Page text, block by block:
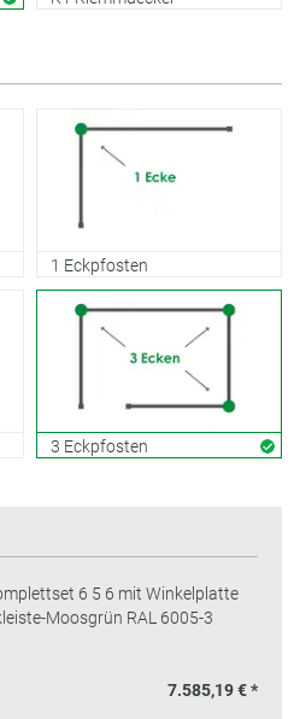
1 Eckpfosten
3 Eckpfosten
6 5 6 mit Winkelplatte
Moosgrün RAL 6005-3
7.585,19 € *